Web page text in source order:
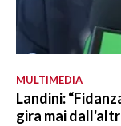
MULTIMEDIA
Landini:
gira mai